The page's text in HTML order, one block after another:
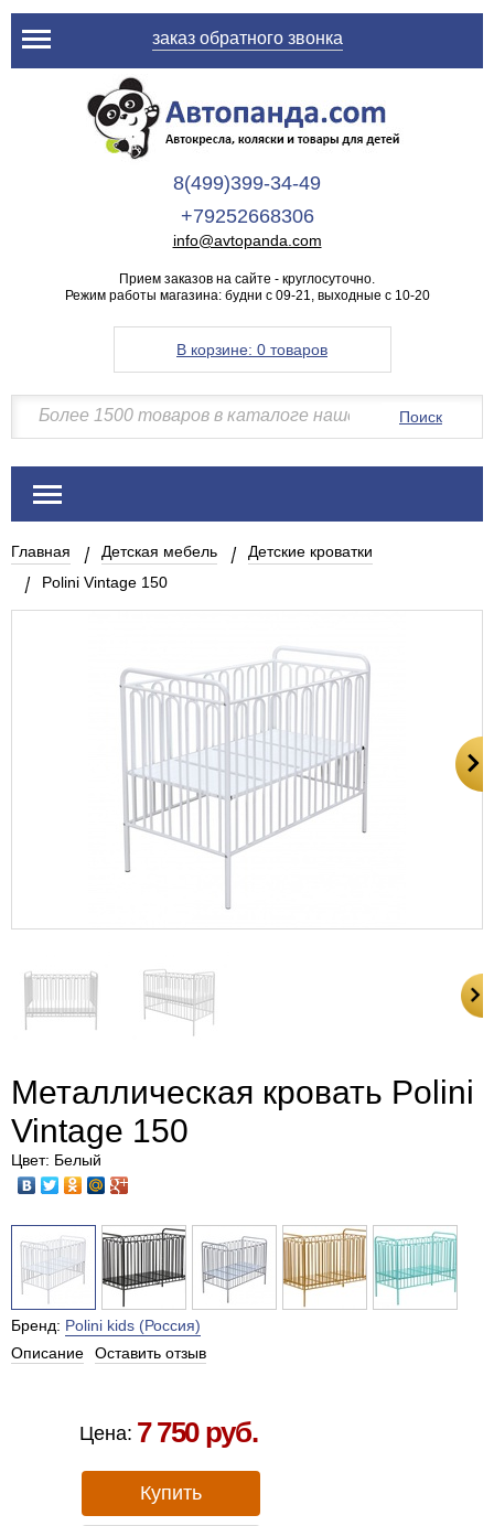
заказ обратного звонка
8(499)399-34-49
+79252668306
info@avtopanda.com
Прием заказов на сайте - круглосуточно.
Режим работы магазина: будни с 09-21, выходные с 10-20
В корзине: 0 товаров
Поиск
Главная Детская мебель
Детские кроватки
Polini Vintage 150
Металлическая кровать Polini
Vintage 150
Цвет: Белый
Бренд: Polini kids (Россия)
Описание
Оставить отзыв
Цена: 7 750 руб.
Купить